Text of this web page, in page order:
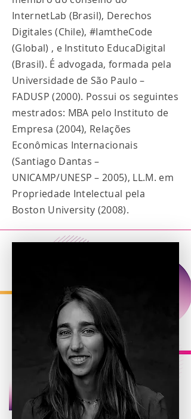
InternetLab (Brasil), Derechos
Digitales (Chile), #IamtheCode
(Global) , e Instituto EducaDigital
(Brasil). É advogada, formada pela
Universidade de São Paulo –
FADUSP (2000). Possui os seguintes
mestrados: MBA pelo Instituto de
Empresa (2004), Relações
Econômicas Internacionais
(Santiago Dantas –
UNICAMP/UNESP – 2005), LL.M. em
Propriedade Intelectual pela
Boston University (2008).